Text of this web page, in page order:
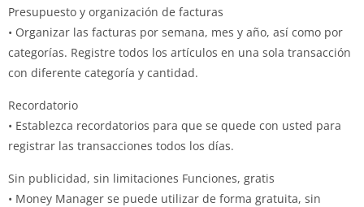
Presupuesto y organización de facturas
• Organizar las facturas por semana, mes y año, así como por
categorías. Registre todos los artículos en una sola transacción
con diferente categoría y cantidad.
Recordatorio
• Establezca recordatorios para que se quede con usted para
registrar las transacciones todos los días.
Sin publicidad, sin limitaciones Funciones, gratis
• Money Manager se puede utilizar de forma gratuita, sin